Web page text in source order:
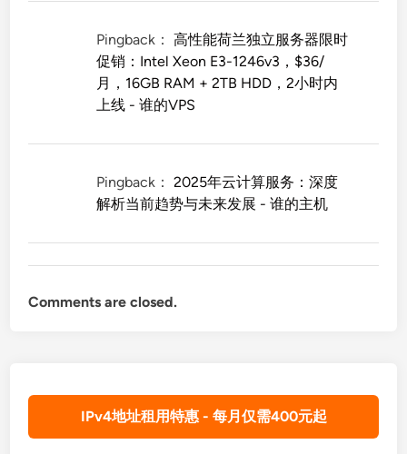
Pingback：高性能荷兰独立服务器限时
促销：Intel Xeon E3-1246v3，$36/
月，16GB RAM + 2TB HDD，2小时内
上线 - 谁的VPS
Pingback：2025年云计算服务：深度
解析当前趋势与未来发展 - 谁的主机
Comments are closed.
IPv4地址租用特惠 - 每月仅需400元起